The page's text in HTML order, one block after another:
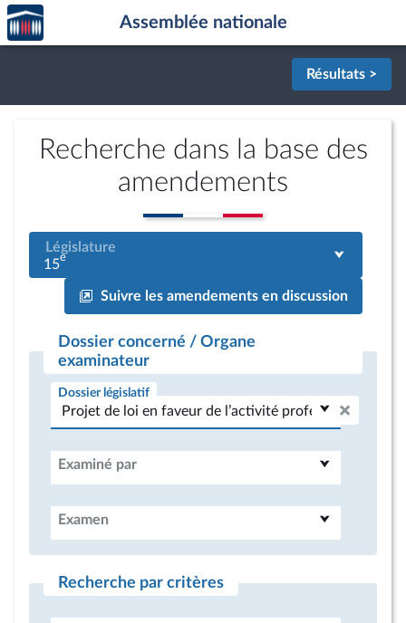
Aller au contenu
Aller en bas de la page
Accèder
à la
page
Assemblée nationale
Résultats >
Recherche dans la base des
amendements
Législature
15e
Suivre les amendements en discussion
Dossier concerné / Organe
examinateur
Dossier législatif
Examiné par
Examen
Recherche par critères